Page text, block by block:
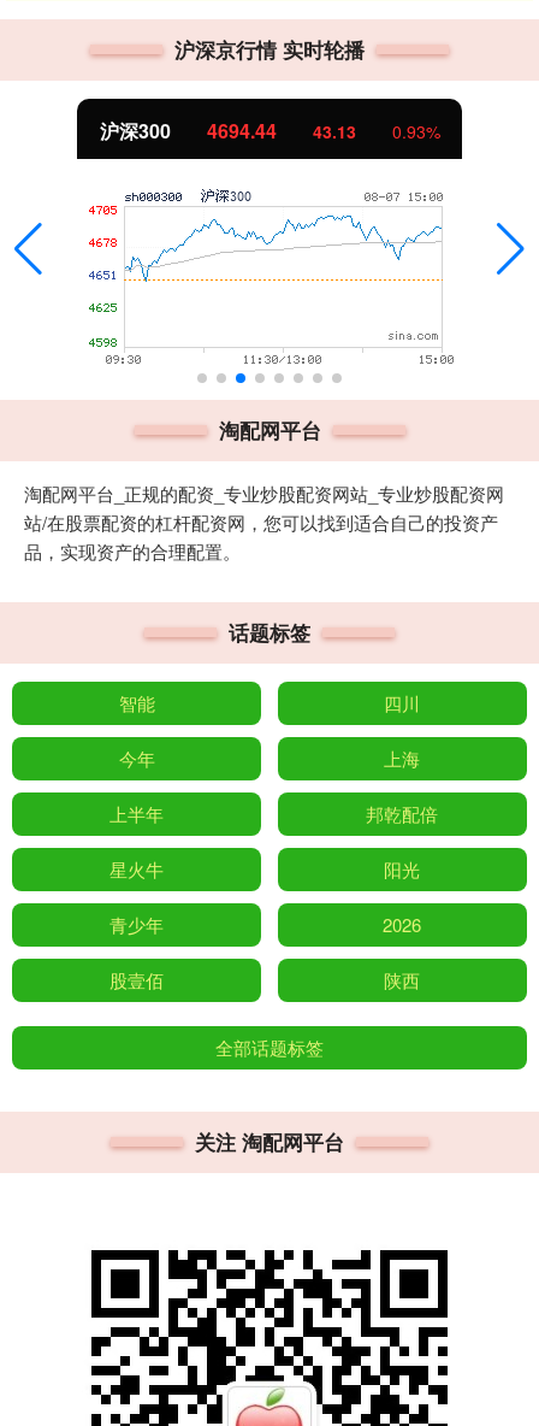
沪深京行情 实时轮播
沪深300 4694.44 43.13 0.93%
淘配网平台
淘配网平台_正规的配资_专业炒股配资网站_专业炒股配资网
站/在股票配资的杠杆配资网，您可以找到适合自己的投资产
品，实现资产的合理配置。
话题标签
智能 四川
今年 上海
上半年 邦乾配倍
星火牛 阳光
青少年 2026
股壹佰 陕西
全部话题标签
关注 淘配网平台